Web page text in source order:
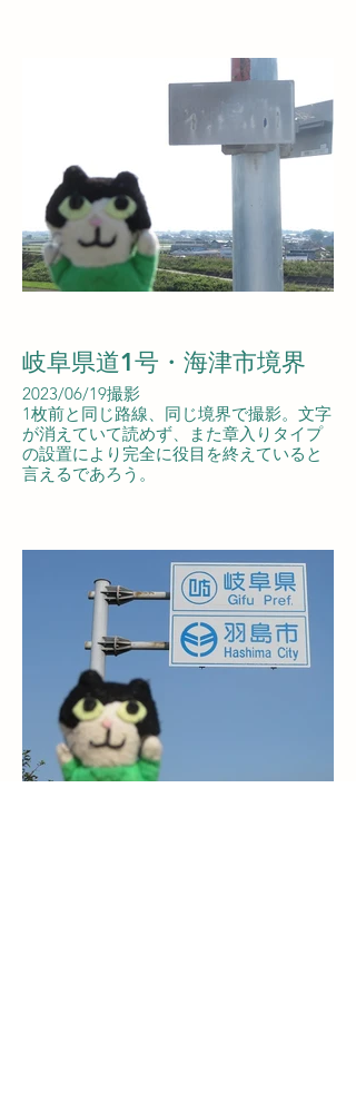
岐阜県道1号・海津市境界
2023/06/19撮影
1枚前と同じ路線、同じ境界で撮影。文字
が消えていて読めず、また章入りタイプ
の設置により完全に役目を終えていると
言えるであろう。